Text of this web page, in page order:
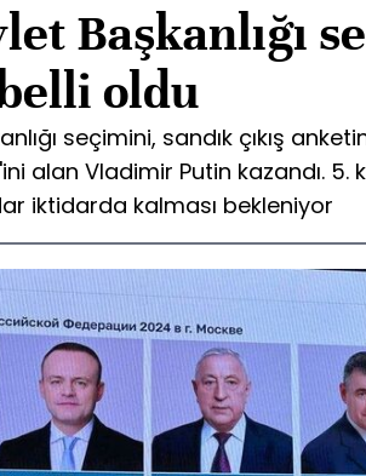
Başkanlığı
oldu
seçimini, sandık çıkış
alan Vladimir Putin kazandı. 5.
iktidarda kalması bekleniyor